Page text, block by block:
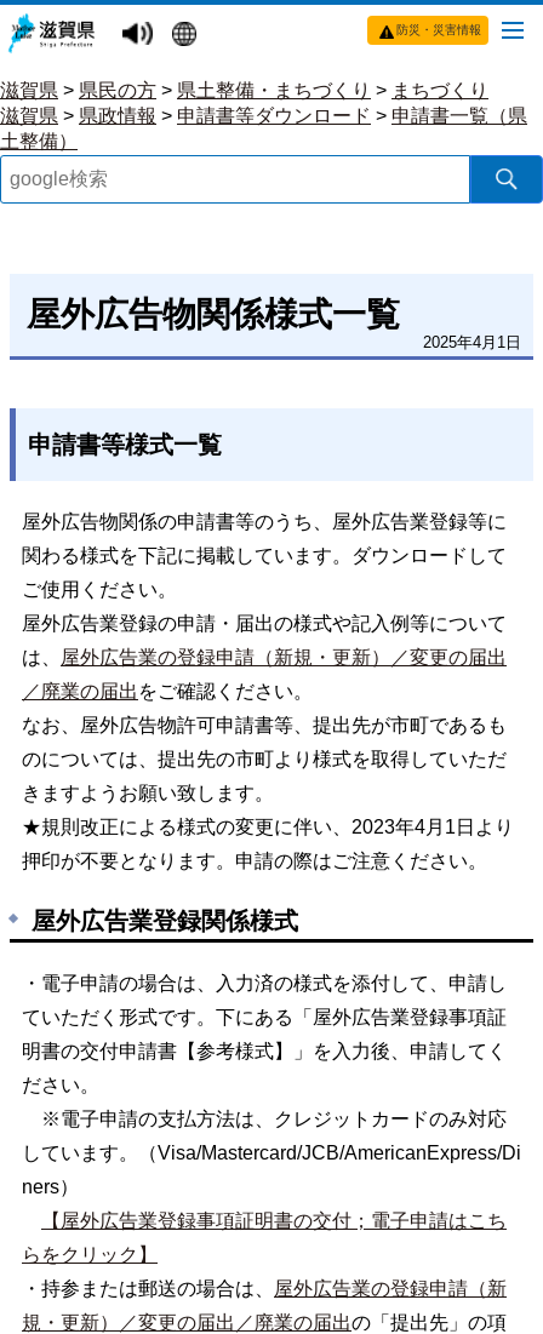
防災・災害情報
滋賀県 > 県民の方 > 県土整備・まちづくり > まちづくり
滋賀県 > 県政情報 > 申請書等ダウンロード > 申請書一覧（県
土整備）
屋外広告物関係様式一覧
2025年4月1日
申請書等様式一覧
屋外広告物関係の申請書等のうち、屋外広告業登録等に
関わる様式を下記に掲載しています。ダウンロードして
ご使用ください。
屋外広告業登録の申請・届出の様式や記入例等について
は、
屋外広告業の登録申請（新規・更新）／変更の届出
／廃業の届出 をご確認ください。
なお、屋外広告物許可申請書等、提出先が市町であるも
のについては、提出先の市町より様式を取得していただ
きますようお願い致します。
★規則改正による様式の変更に伴い、2023年4月1日より
押印が不要となります。申請の際はご注意ください。
屋外広告業登録関係様式
・電子申請の場合は、入力済の様式を添付して、申請し
ていただく形式です。下にある「屋外広告業登録事項証
明書の交付申請書【参考様式】」を入力後、申請してく
ださい。
※電子申請の支払方法は、クレジットカードのみ対応
しています。（Visa/Mastercard/JCB/AmericanExpress/Di
ners）
【屋外広告業登録事項証明書の交付；電子申請はこち
らをクリック】
・持参または郵送の場合は、
屋外広告業の登録申請（新
規・更新）／変更の届出／廃業の届出の「提出先」の項